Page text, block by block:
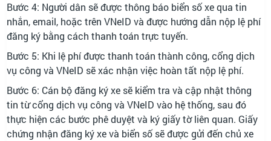
Bước 4: Người dân sẽ được thông báo biển số xe qua tin
nhắn, email, hoặc trên VNeID và được hướng dẫn nộp lệ phí
đăng ký bằng cách thanh toán trực tuyến.
Bước 5: Khi lệ phí được thanh toán thành công, cổng dịch
vụ công và VNeID sẽ xác nhận việc hoàn tất nộp lệ phí.
Bước 6: Cán bộ đăng ký xe sẽ kiểm tra và cập nhật thông
tin từ cổng dịch vụ công và VNeID vào hệ thống, sau đó
thực hiện các bước phê duyệt và ký giấy tờ liên quan. Giấy
chứng nhận đăng ký xe và biển số sẽ được gửi đến chủ xe